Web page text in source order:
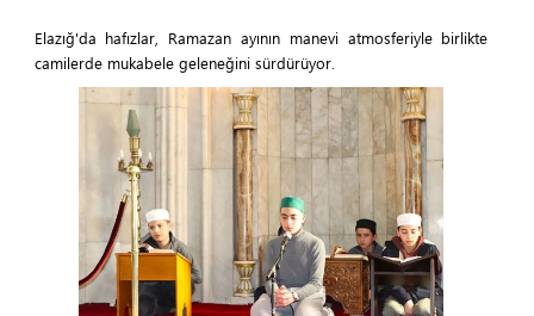
Elazığ'da hafızlar, Ramazan ayının manevi atmosferiyle birlikte
camilerde mukabele geleneğini sürdürüyor.